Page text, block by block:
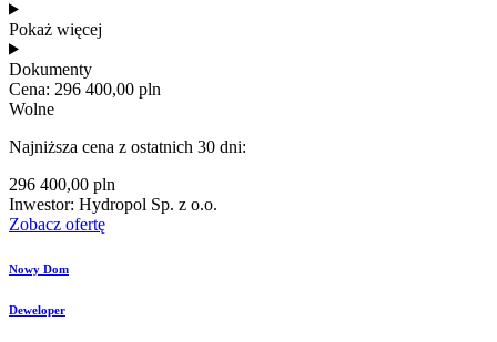
Pokaż więcej
Dokumenty
Cena: 296 400,00 pln
Wolne
Najniższa cena z ostatnich 30 dni:
296 400,00 pln
Inwestor: Hydropol Sp. z o.o.
Zobacz ofertę
Nowy Dom
Deweloper